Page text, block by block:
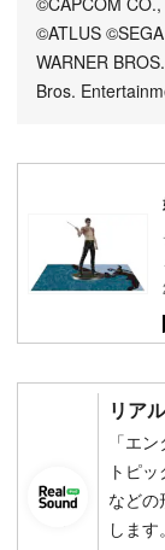
©ATLUS
WARNER
Bros.
リア
「エ
トピ
などの
しま